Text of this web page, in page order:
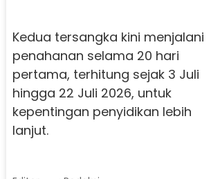
Kedua tersangka kini menjalani
penahanan selama 20 hari
pertama, terhitung sejak 3 Juli
hingga 22 Juli 2026, untuk
kepentingan penyidikan lebih
lanjut.